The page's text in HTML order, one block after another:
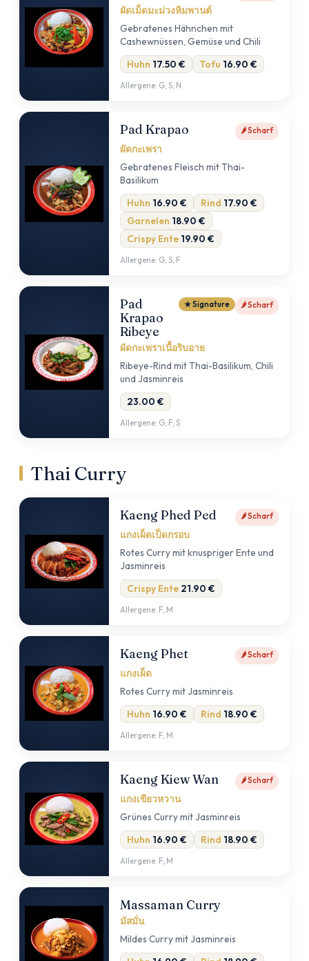
ผัดเม็ดมะม่วงหิมพานต์
Gebratenes Hähnchen mit
Cashewnüssen, Gemüse und Chili
Huhn 17.50 € Tofu 16.90 €
Allergene: G, S, N
Pad Krapao 🌶 Scharf
ผัดกะเพรา
Gebratenes Fleisch mit Thai-
Basilikum
Huhn 16.90 € Rind 17.90 €
Garnelen 18.90 €
Crispy Ente 19.90 €
Allergene: G, S, F
Pad
Krapao
Ribeye
★ Signature 🌶 Scharf
ผัดกะเพราเนื้อริบอาย
Ribeye-Rind mit Thai-Basilikum, Chili
und Jasminreis
23.00 €
Allergene: G, F, S
Thai Curry
Kaeng Phed Ped 🌶 Scharf
แกงเผ็ดเป็ดกรอบ
Rotes Curry mit knuspriger Ente und
Jasminreis
Crispy Ente 21.90 €
Allergene: F, M
Kaeng Phet 🌶 Scharf
แกงเผ็ด
Rotes Curry mit Jasminreis
Huhn 16.90 € Rind 18.90 €
Allergene: F, M
Kaeng Kiew Wan 🌶 Scharf
แกงเขียวหวาน
Grünes Curry mit Jasminreis
Huhn 16.90 € Rind 18.90 €
Allergene: F, M
Massaman Curry
มัสมั่น
Mildes Curry mit Jasminreis